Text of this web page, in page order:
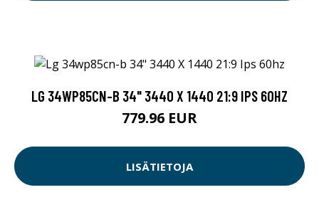
LG 34WP85CN-B 34" 3440 X 1440 21:9 IPS 60HZ
779.96 EUR
LISÄTIETOJA